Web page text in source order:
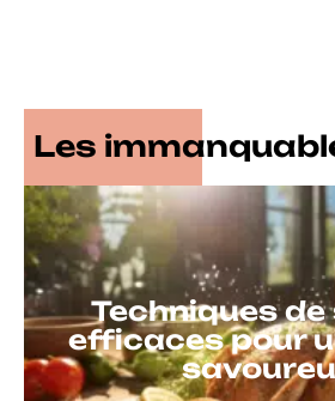
Les
Techniques
efficaces pour